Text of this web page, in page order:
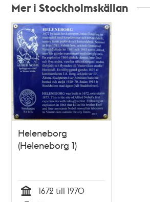
Mer i Stockholmskällan
Relaterade
poster
och
teman
Heleneborg
(Heleneborg 1)
1672 till 1970